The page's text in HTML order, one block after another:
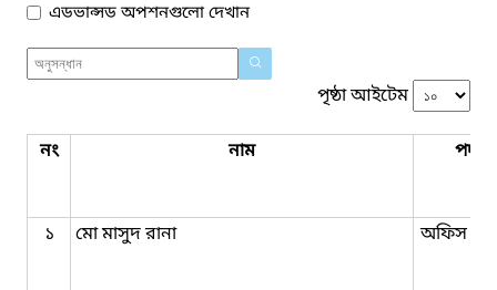
এডভান্সড অপশনগুলো দেখান
পৃষ্ঠা আইটেম
নং নাম পদবি
১ মো মাসুদ রানা অফিস